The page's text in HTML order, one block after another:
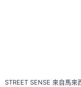
STREET SENSE 來自馬